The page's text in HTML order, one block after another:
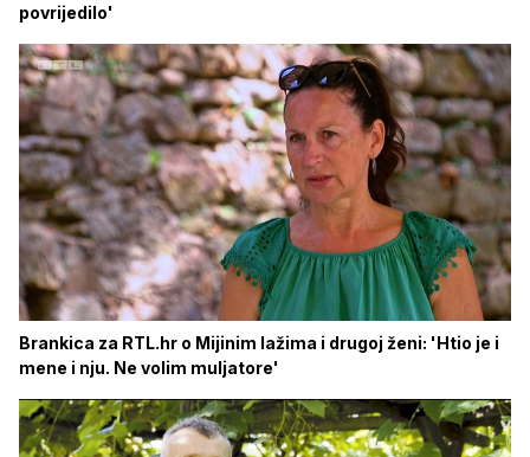
povrijedilo'
Brankica za RTL.hr o Mijinim lažima i drugoj ženi: 'Htio je i
mene i nju. Ne volim muljatore'